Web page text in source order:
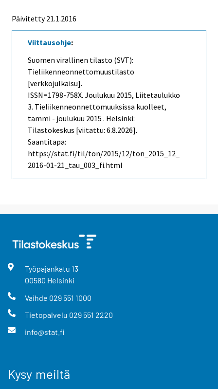
Päivitetty 21.1.2016
Viittausohje:
Suomen virallinen tilasto (SVT):
Tieliikenneonnettomuustilasto
[verkkojulkaisu].
ISSN=1798-758X. Joulukuu 2015, Liitetaulukko
3. Tieliikenneonnettomuuksissa kuolleet,
tammi - joulukuu 2015 . Helsinki:
Tilastokeskus [viitattu: 6.8.2026].
Saantitapa:
https://stat.fi/til/ton/2015/12/ton_2015_12_
2016-01-21_tau_003_fi.html
Työpajankatu 13
00580 Helsinki
Vaihde 029 551 1000
Tietopalvelu 029 551 2220
info@stat.fi
Kysy meiltä